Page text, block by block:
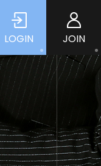
LOGIN JOIN